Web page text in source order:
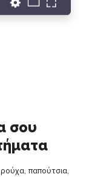
σου
παπούτσια,